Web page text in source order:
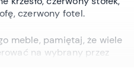
dodane produkty do listy
sesji.
czerwony fotel.
meble, pamiętaj, że wiele
na wybrany przez